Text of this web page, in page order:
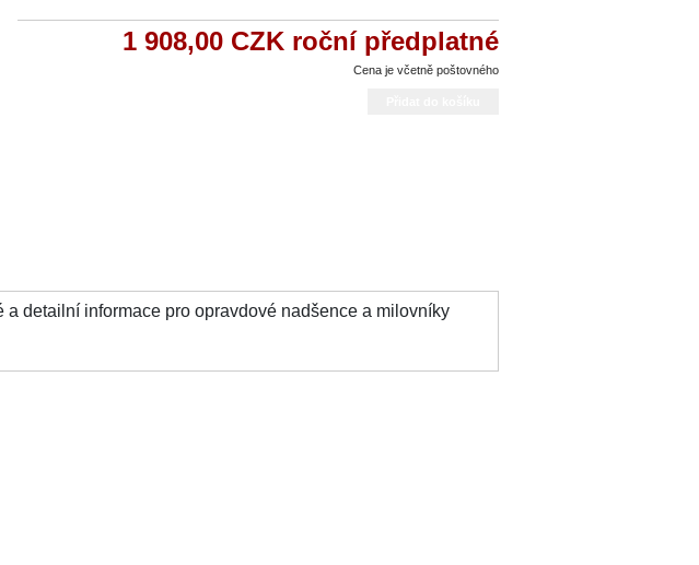
1 908,00 CZK roční předplatné
Cena je včetně poštovného
detailní informace pro opravdové nadšence a milovníky